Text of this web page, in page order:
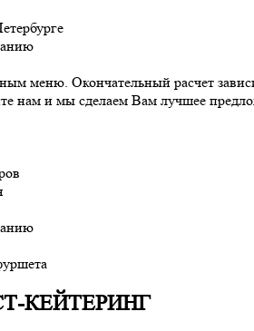
меню. Окончательный расчет
нам и мы сделаем Вам лучшее
КЕЙТЕРИНГ